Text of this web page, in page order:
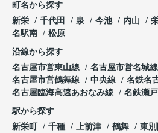
町名から探す
新栄
千代田 泉 今池 内山
名駅南
松原
沿線から探す
名古屋市営東山線
名古屋市営名城線
名古屋市営鶴舞線
中央線 名鉄名
名古屋臨海高速あおなみ線
名鉄瀬
駅から探す
新栄町
千種 上前津 鶴舞 東